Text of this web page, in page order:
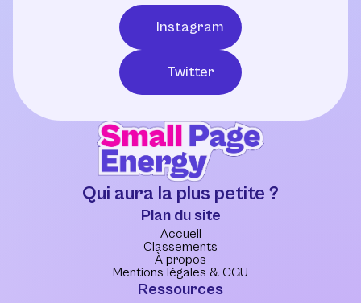
Instagram
Twitter
Qui aura la plus petite ?
Plan du site
Accueil
Classements
À propos
Mentions légales & CGU
Ressources